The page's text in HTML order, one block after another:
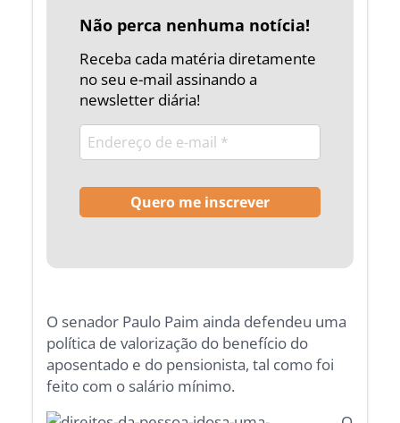
Não perca nenhuma notícia!
Receba cada matéria diretamente
no seu e-mail assinando a
newsletter diária!
O senador Paulo Paim ainda defendeu uma
política de valorização do benefício do
aposentado e do pensionista, tal como foi
feito com o salário mínimo.